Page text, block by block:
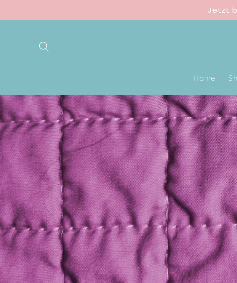
Inhalt
Jetzt
Home